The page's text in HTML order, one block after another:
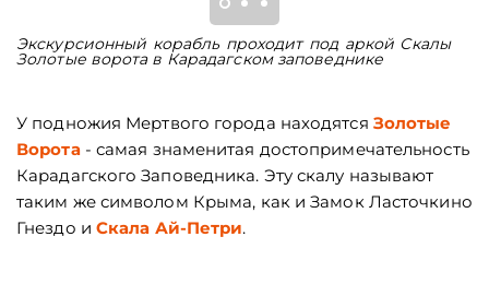
Экскурсионный корабль проходит под аркой Скалы
Золотые ворота в Карадагском заповеднике
У подножия Мертвого города находятся Золотые
Ворота- самая знаменитая достопримечательность
Карадагского Заповедника. Эту скалу называют
таким же символом Крыма, как и Замок Ласточкино
Гнездо и Скала Ай-Петри.